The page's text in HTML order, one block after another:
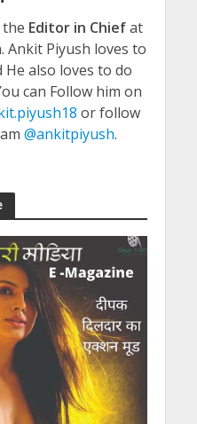
Editor in Chiefat
Ankit Piyush loves to
He also loves to do
can Follow him on
or follow
@ankitpiyush.